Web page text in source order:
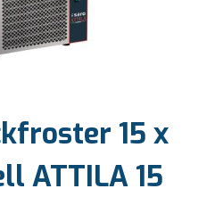
15 x
ATTILA 15